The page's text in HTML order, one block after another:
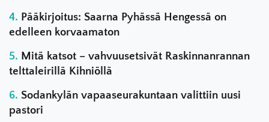
Pääkirjoitus: Saarna Pyhässä Hengessä on
edelleen korvaamaton
Mitä katsot – vahvuusetsivät Raskinnanrannan
telttaleirillä Kihniöllä
Sodankylän vapaaseurakuntaan valittiin uusi
pastori